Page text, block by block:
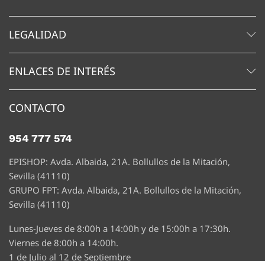
LEGALIDAD
ENLACES DE INTERÉS
CONTACTO
954 777 574
EPISHOP: Avda. Albaida, 21A. Bollullos de la Mitación,
Sevilla (41110)
GRUPO FPT: Avda. Albaida, 21A. Bollullos de la Mitación,
Sevilla (41110)
Lunes-Jueves de 8:00h a 14:00h y de 15:00h a 17:30h.
Viernes de 8:00h a 14:00h.
1 de Julio al 12 de Septiembre